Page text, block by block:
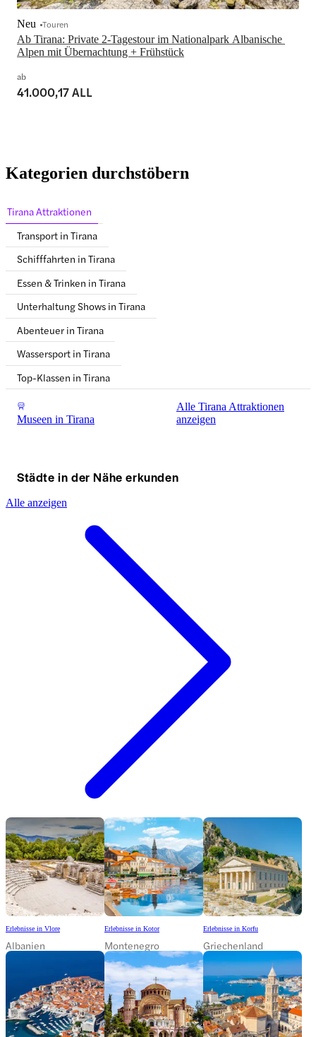
Ab Tirana: Private 2-Tagestour im Nationalpark Albanische
Alpen mit Übernachtung + Frühstück
Neu Touren
ab
41.000,17 ALL
Kategorien durchstöbern
Tirana Attraktionen
Transport in Tirana
Schifffahrten in Tirana
Essen & Trinken in Tirana
Unterhaltung Shows in Tirana
Abenteuer in Tirana
Wassersport in Tirana
Top-Klassen in Tirana
Museen in Tirana
Alle Tirana Attraktionen
anzeigen
Städte in der Nähe erkunden
Alle anzeigen
Erlebnisse in Vlore
Albanien
Erlebnisse in Kotor
Montenegro
Erlebnisse in Korfu
Griechenland